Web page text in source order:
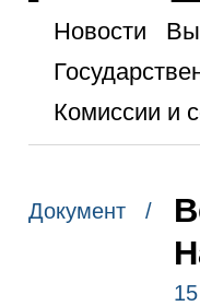
Новости
Комиссии и
Документ /